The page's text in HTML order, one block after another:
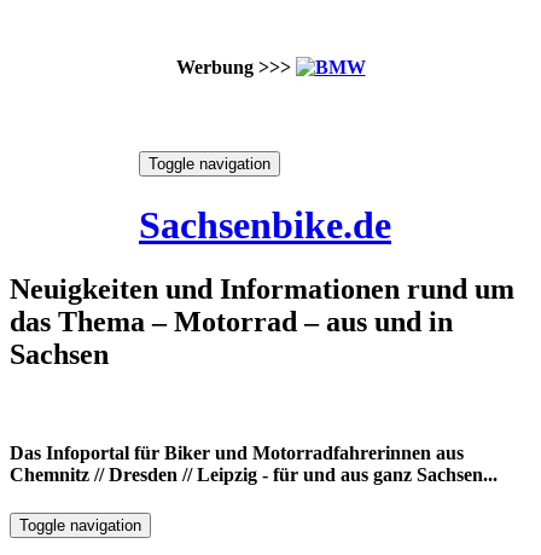
Werbung >>>
Toggle navigation
Sachsenbike.de
Neuigkeiten und Informationen rund um
das Thema – Motorrad – aus und in
Sachsen
Das Infoportal für Biker und Motorradfahrerinnen aus
Chemnitz // Dresden // Leipzig - für und aus ganz Sachsen...
Toggle navigation